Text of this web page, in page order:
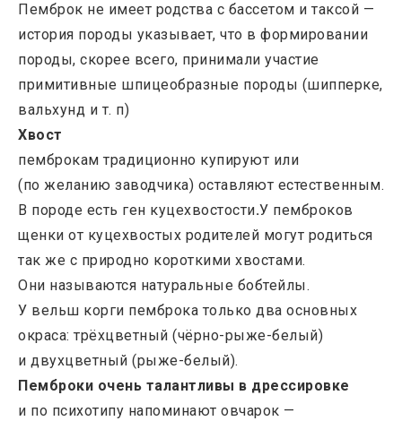
Пемброк не имеет родства с бассетом и таксой —
история породы указывает, что в формировании
породы, скорее всего, принимали участие
примитивные шпицеобразные породы (шипперке,
вальхунд и т. п)
Хвост
пемброкам традиционно купируют или
(по желанию заводчика) оставляют естественным.
В породе есть ген куцехвостости.У пемброков
щенки от куцехвостых родителей могут родиться
так же с природно короткими хвостами.
Они называются натуральные бобтейлы.
У вельш корги пемброка только два основных
окраса: трёхцветный (чёрно-рыже-белый)
и двухцветный (рыже-белый).
Пемброки очень талантливы в дрессировке
и по психотипу напоминают овчарок —